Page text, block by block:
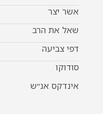
אשר יצר
שאל את הרב
דפי צביעה
סודוקו
אינדקס אנ״ש